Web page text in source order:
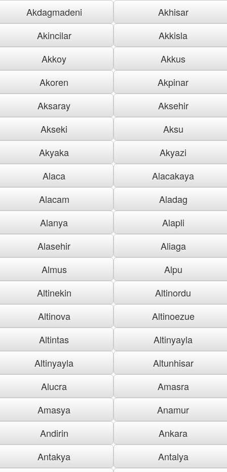
Akdagmadeni
Akhisar
Akincilar
Akkisla
Akkoy
Akkus
Akoren
Akpinar
Aksaray
Aksehir
Akseki
Aksu
Akyaka
Akyazi
Alaca
Alacakaya
Alacam
Aladag
Alanya
Alapli
Alasehir
Aliaga
Almus
Alpu
Altinekin
Altinordu
Altinova
Altinoezue
Altintas
Altinyayla
Altinyayla
Altunhisar
Alucra
Amasra
Amasya
Anamur
Andirin
Ankara
Antakya
Antalya